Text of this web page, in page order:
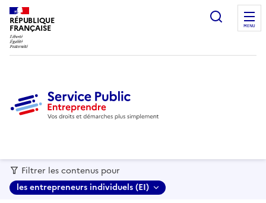
RÉPUBLIQUE
FRANÇAISE MENU
Filtrer les contenus pour
les entrepreneurs individuels (EI)